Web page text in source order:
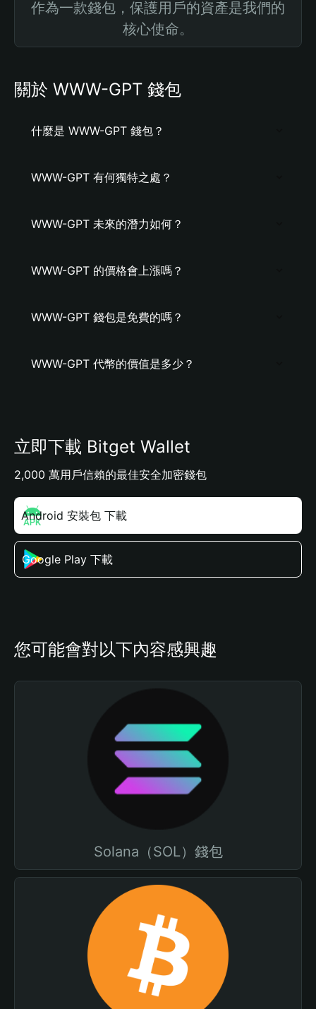
作為一款錢包，保護用戶的資產是我們的
核心使命。
關於 WWW-GPT 錢包
什麼是 WWW-GPT 錢包？
WWW-GPT 有何獨特之處？
WWW-GPT 未來的潛力如何？
WWW-GPT 的價格會上漲嗎？
WWW-GPT 錢包是免費的嗎？
WWW-GPT 代幣的價值是多少？
立即下載 Bitget Wallet
2,000 萬用戶信賴的最佳安全加密錢包
Android 安裝包 下載
Google Play 下載
您可能會對以下內容感興趣
Solana（SOL）錢包